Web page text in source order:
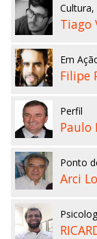
Tiago
Em
Filipe
Perfil
Paulo
Ponto
Arci